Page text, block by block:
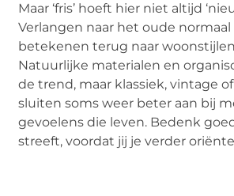
Maar ‘fris’ hoeft hier niet altijd
Verlangen naar het oude
betekenen terug naar
Natuurlijke materialen en
de trend, maar klassiek, vintage
sluiten soms weer beter aan bij
gevoelens die leven. Bedenk
streeft, voordat jij je verder